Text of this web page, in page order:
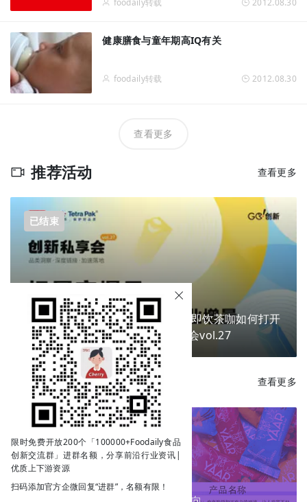
限时免费开放200个「100000+Foodaily食品
创新交流群」进群名额，分享前沿行业资讯|
优质上下游资源
扫码添加官方企微回复“进群”，名额有限！
健康膳食与童年期高IQ有关
foodaily转载 2012.08.30
查看更多
推荐活动 查看更多
已结束
换个包装就能卖爆？掘金新场景，即饮茶咖如何打开
下一个商业增量？ | Go!创新私享会vol.27
每日新品 查看更多